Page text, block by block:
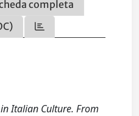
completa
Italian Culture. From